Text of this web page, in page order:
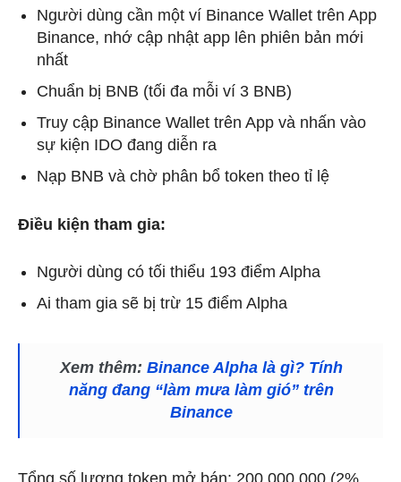
Người dùng cần một ví Binance Wallet trên App
Binance, nhớ cập nhật app lên phiên bản mới
nhất
Chuẩn bị BNB (tối đa mỗi ví 3 BNB)
Truy cập Binance Wallet trên App và nhấn vào
sự kiện IDO đang diễn ra
Nạp BNB và chờ phân bổ token theo tỉ lệ
Điều kiện tham gia:
Người dùng có tối thiểu 193 điểm Alpha
Ai tham gia sẽ bị trừ 15 điểm Alpha
Xem thêm: Binance Alpha là gì? Tính
năng đang “làm mưa làm gió” trên
Binance
Tổng số lượng token mở bán: 200.000.000 (2%